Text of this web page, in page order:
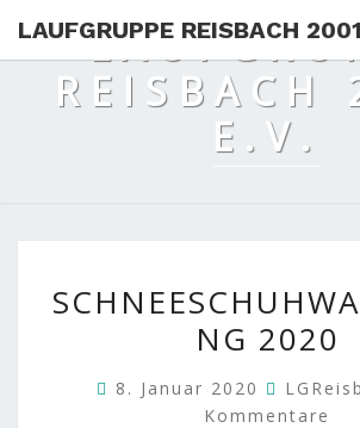
LAUFGRUPPE REISBACH
REISBACH
E.V.
2020
NG 2020
8. Januar 2020
Kommentare